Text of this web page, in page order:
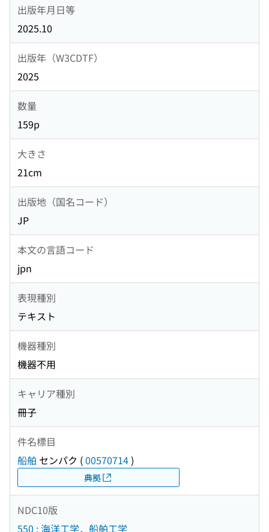
出版年月日等
2025.10
出版年（W3CDTF）
2025
数量
159p
大きさ
21cm
出版地（国名コード）
JP
本文の言語コード
jpn
表現種別
テキスト
機器種別
機器不用
キャリア種別
冊子
件名標目
船舶 センパク (00570714)
典拠
NDC10版
550 : 海洋工学．船舶工学